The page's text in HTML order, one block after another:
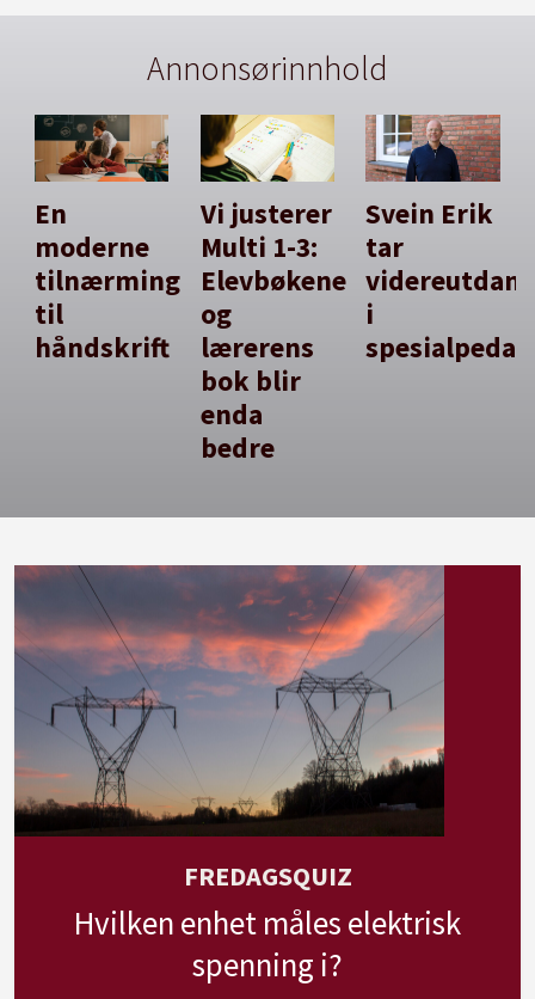
Annonsørinnhold
En
moderne
tilnærming
til
håndskrift
Vi justerer
Multi 1-3:
Elevbøkene
og
lærerens
bok blir
enda
bedre
Svein Erik
tar
i
FREDAGSQUIZ
Hvilken enhet måles elektrisk
spenning i?